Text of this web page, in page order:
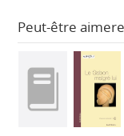
Peut-être